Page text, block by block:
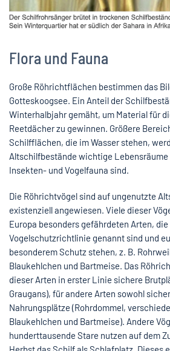
Flora und Fauna
Große Röhrichtflächen bestimmen das
Gotteskoogsee. Ein Anteil der
Winterhalbjahr gemäht, um Material für
Reetdächer zu gewinnen. Größere
Schilfflächen, die im Wasser stehen,
Altschilfbestände wichtige
Insekten- und Vogelfauna sind.
Die Röhrichtvögel sind auf ungenutzte
existenziell angewiesen. Viele dieser
Europa besonders gefährdeten Arten, die
Vogelschutzrichtlinie genannt sind und
besonderem Schutz stehen, z. B.
Blaukehlchen und Bartmeise. Das
dieser Arten in erster Linie sichere
Graugans), für andere Arten sowohl
Nahrungsplätze (Rohrdommel,
Blaukehlchen und Bartmeise). Andere
hunderttausende Stare nutzen auf dem